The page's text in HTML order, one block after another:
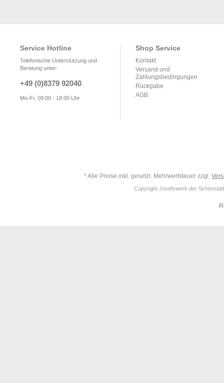
Service Hotline
Telefonische Unterstützung und
Beratung unter:
+49 (0)8379 92040
Mo-Fr, 09:00 - 18:00 Uhr
Shop Service
Kontakt
Versand und
Zahlungsbedingungen
Rückgabe
AGB
* Alle Preise inkl. gesetzl. Mehrwertsteuer zzgl.
Copyright Josefswerk der